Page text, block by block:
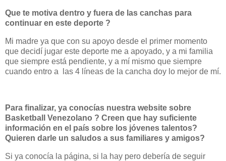
Que te motiva dentro y fuera de las canchas para
continuar en este deporte ?
Mi madre ya que con su apoyo desde el primer momento
que decidí jugar este deporte me a apoyado, y a mi familia
que siempre está pendiente, y a mí mismo que siempre
cuando entro a
las 4 líneas de la cancha doy lo mejor de mí.
Para finalizar, ya conocías nuestra website sobre
Basketball Venezolano ? Creen que hay suficiente
información en el país sobre los jóvenes talentos?
Quieren darle un saludos a sus familiares y amigos?
Si ya conocía la página, si la hay pero debería de seguir